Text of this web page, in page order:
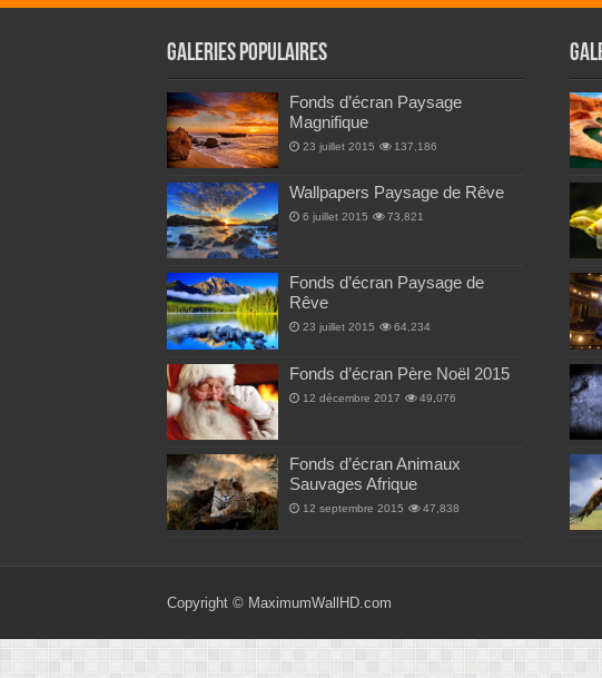
Galeries Populaires
Fonds d’écran Paysage
Magnifique
23 juillet 2015 137,186
Wallpapers Paysage de Rêve
6 juillet 2015 73,821
Fonds d’écran Paysage de
Rêve
23 juillet 2015 64,234
Fonds d’écran Père Noël 2015
12 décembre 2017 49,076
Fonds d’écran Animaux
Sauvages Afrique
12 septembre 2015 47,838
Copyright © MaximumWallHD.com